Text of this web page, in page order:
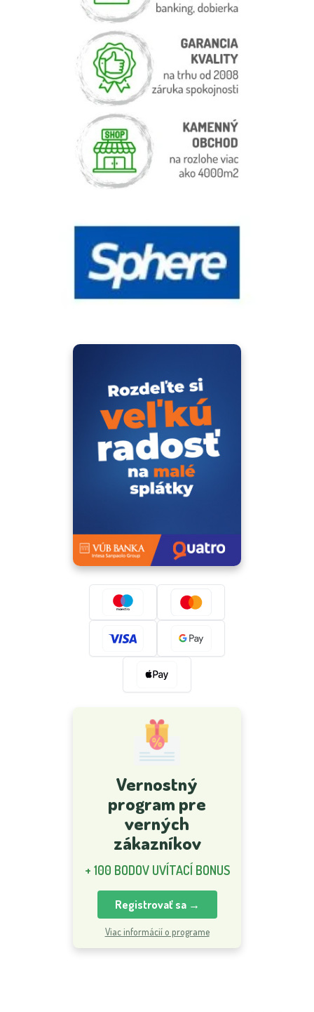
Vernostný
program pre
verných
zákazníkov
+ 100 BODOV UVÍTACÍ BONUS
Registrovať sa →
Viac informácií o programe